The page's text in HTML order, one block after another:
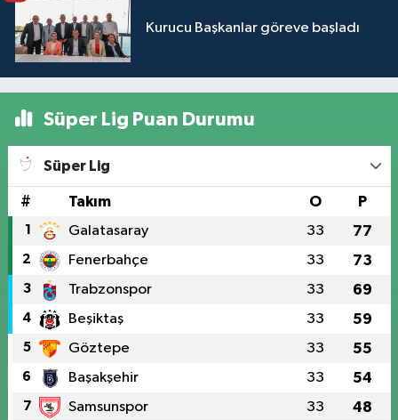
Kurucu Başkanlar göreve başladı
Süper Lig Puan Durumu
Süper Lig
# Takım O P
1 Galatasaray 33 77
2 Fenerbahçe 33 73
3 Trabzonspor 33 69
4 Beşiktaş 33 59
5 Göztepe 33 55
6 Başakşehir 33 54
7 Samsunspor 33 48